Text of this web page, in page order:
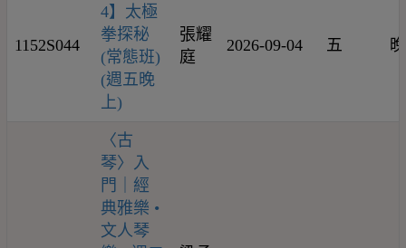
1152S044
4】太極
拳探秘
(常態班)
(週五晚
上)
張耀
庭
2026-09-04 五
〈古
琴〉入
門｜經
典雅樂 •
文人琴